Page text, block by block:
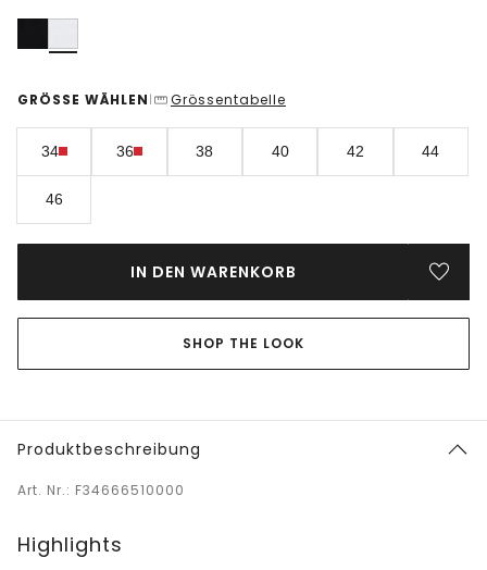
GRÖSSE WÄHLEN | Grössentabelle
34 36 38 40 42 44
46
IN DEN WARENKORB
SHOP THE LOOK
Produktbeschreibung
Art. Nr.: F34666510000
Highlights